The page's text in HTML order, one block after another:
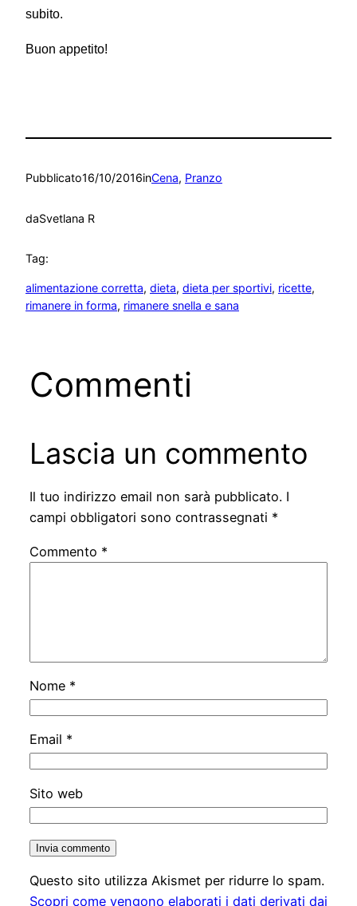
subito.
Buon appetito!
Pubblicato16/10/2016inCena, Pranzo
daSvetlana R
Tag:
alimentazione corretta, dieta, dieta per sportivi, ricette
rimanere in forma, rimanere snella e sana
Commenti
Lascia un commento
Il tuo indirizzo email non sarà pubblicato. I
campi obbligatori sono contrassegnati *
Commento *
Nome *
Email *
Sito web
Questo sito utilizza Akismet per ridurre lo spam.
Scopri come vengono elaborati i dati derivati dai